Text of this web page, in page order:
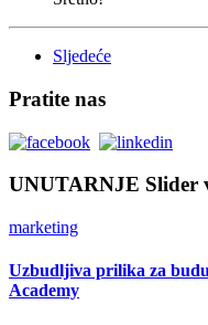
Sljedeće
Pratite nas
UNUTARNJE Slider
marketing
Uzbudljiva prilika za
Academy